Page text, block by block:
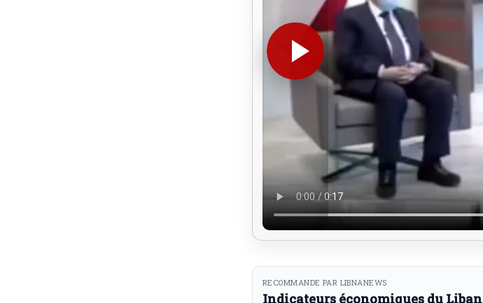
RECOMMANDE PAR LIBNANEWS
Indicateurs économiques du Liban